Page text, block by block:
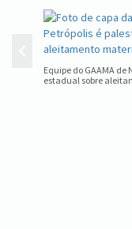
Equipe do GAAMA
estadual sobre